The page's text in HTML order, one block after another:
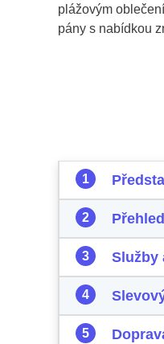
plážovým
pány s nabídkou
Služby